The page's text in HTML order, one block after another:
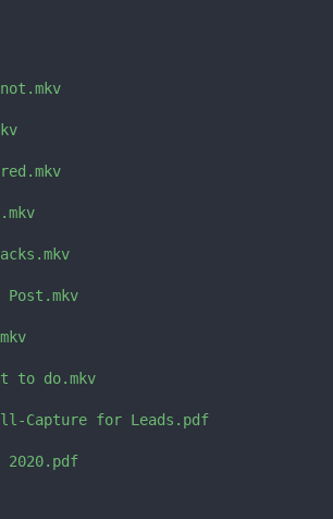
Post.mkv
to do.mkv
Capture for Leads.pdf